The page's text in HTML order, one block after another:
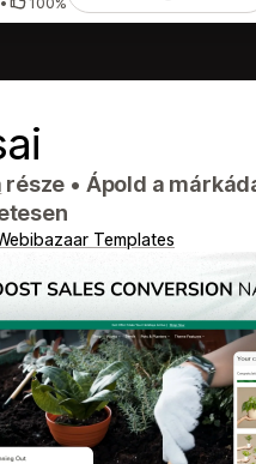
része • Ápold a
Templates